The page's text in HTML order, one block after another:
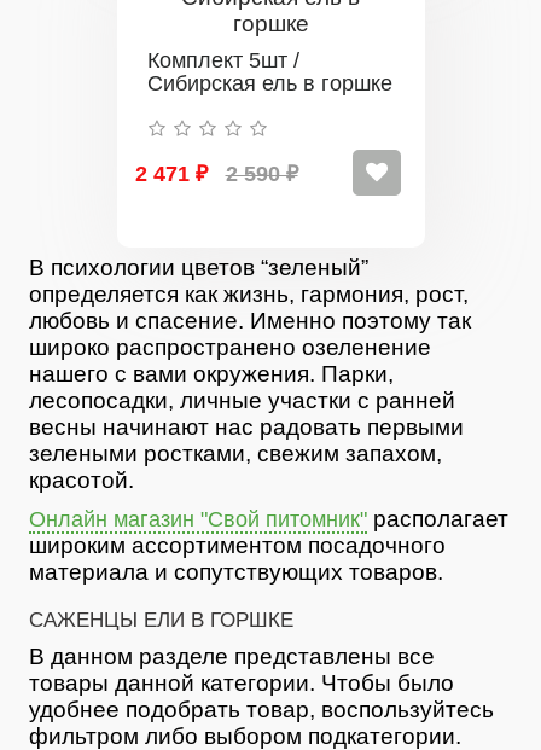
Комплект 5шт /
Сибирская ель в горшке
2 471 ₽ 2 590 ₽
В психологии цветов “зеленый”
определяется как жизнь, гармония, рост,
любовь и спасение. Именно поэтому так
широко распространено озеленение
нашего с вами окружения. Парки,
лесопосадки, личные участки с ранней
весны начинают нас радовать первыми
зелеными ростками, свежим запахом,
красотой.
Онлайн магазин "Свой питомник" располагает
широким ассортиментом посадочного
материала и сопутствующих товаров.
САЖЕНЦЫ ЕЛИ В ГОРШКЕ
В данном разделе представлены все
товары данной категории. Чтобы было
удобнее подобрать товар, воспользуйтесь
фильтром либо выбором подкатегории.